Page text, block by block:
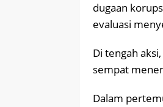
dugaan
evaluasi
Di tengah
sempat
Dalam